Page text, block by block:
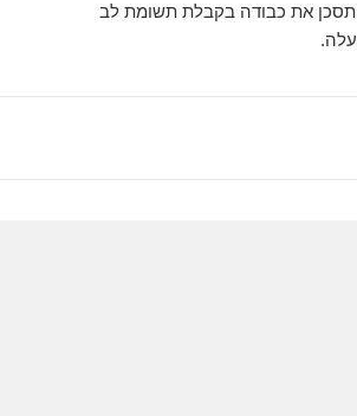
את כבודה בקבלת תשומת לב